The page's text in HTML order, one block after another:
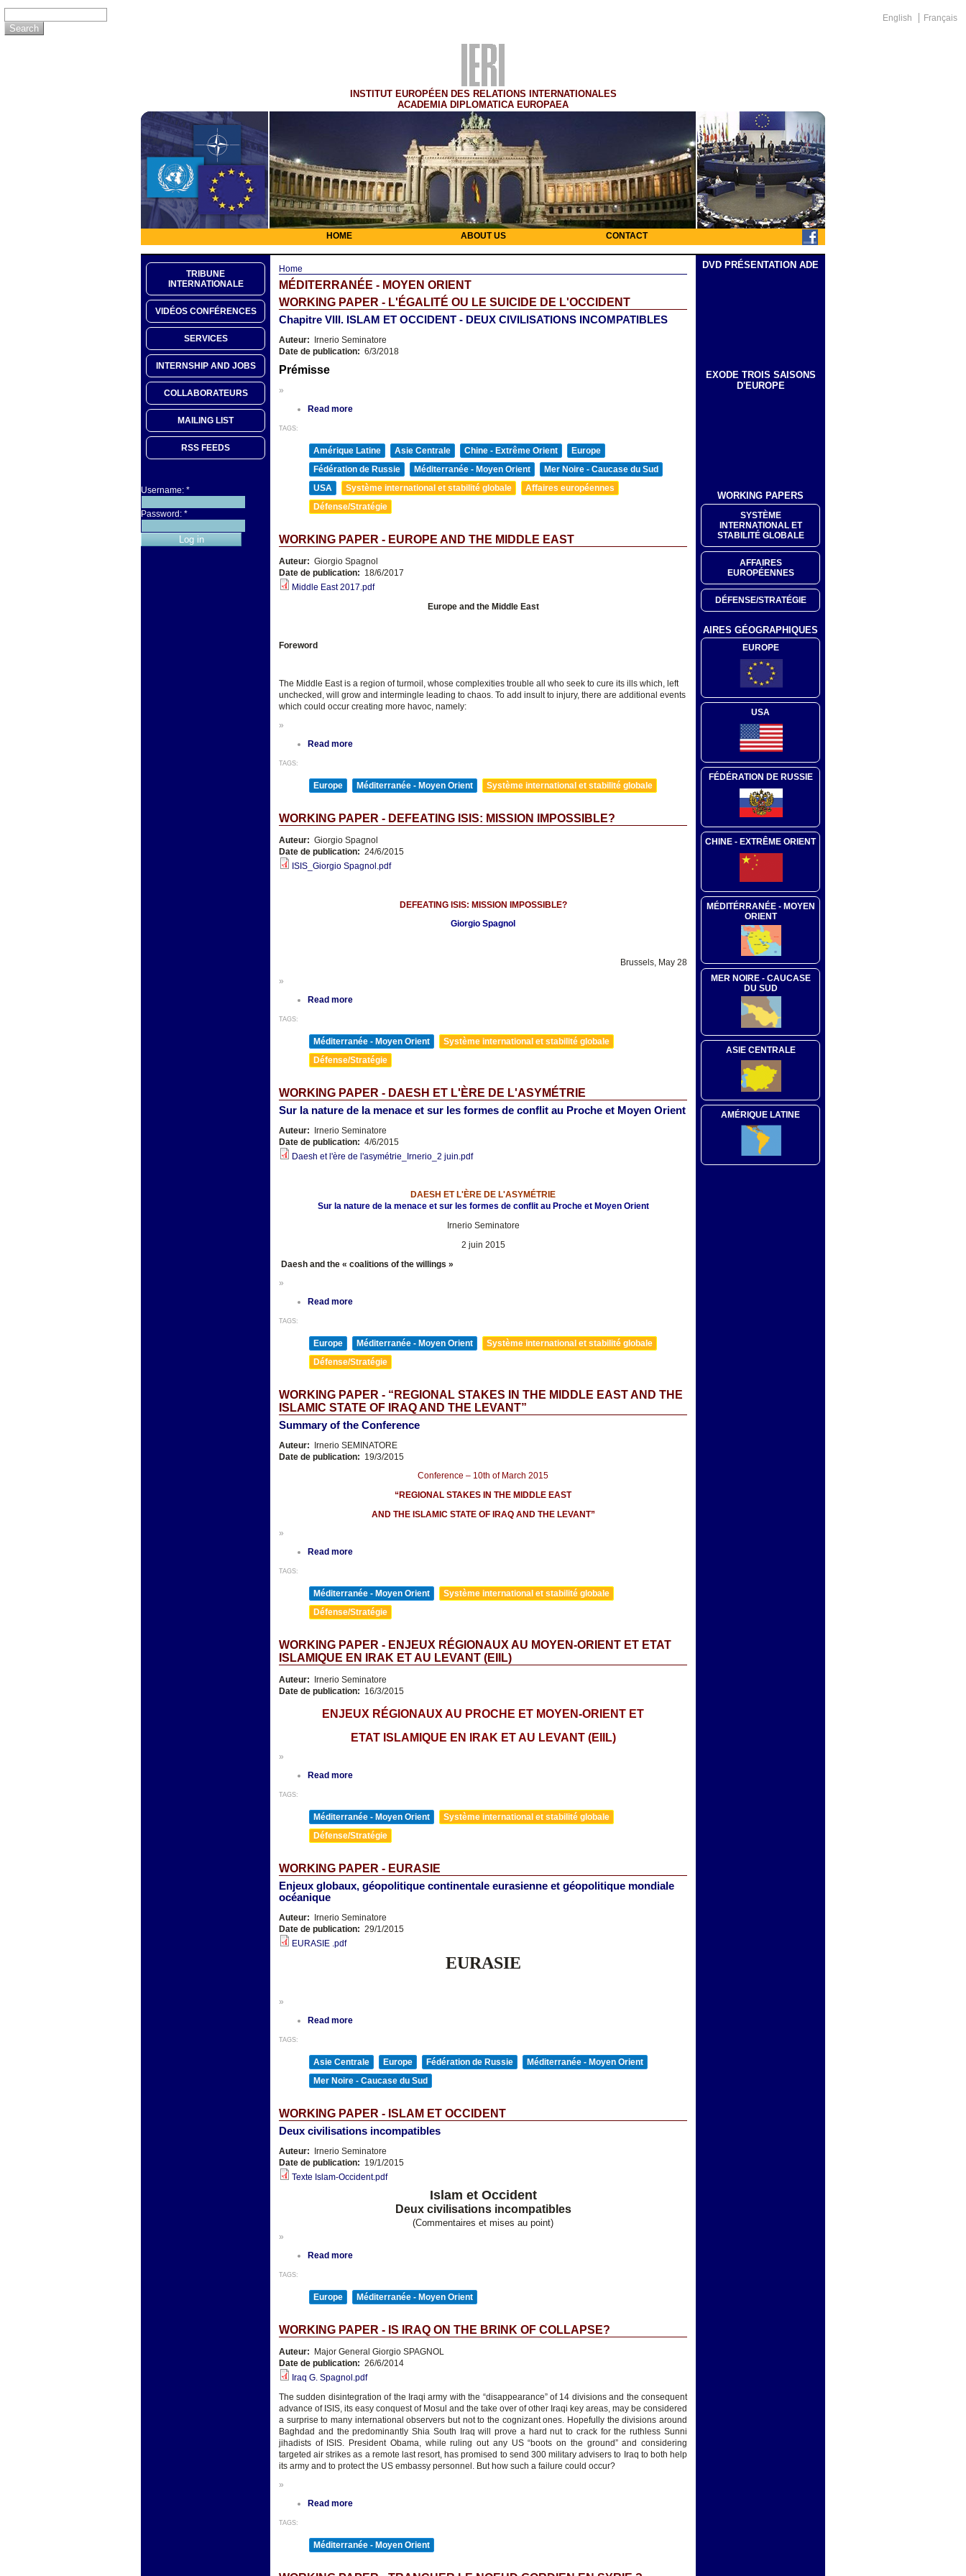
English Français
INSTITUT EUROPÉEN DES RELATIONS INTERNATIONALES
ACADEMIA DIPLOMATICA EUROPAEA
HOME ABOUT US CONTACT
TRIBUNE
INTERNATIONALE
VIDÉOS CONFÉRENCES
SERVICES
INTERNSHIP AND JOBS
COLLABORATEURS
MAILING LIST
RSS FEEDS
Username: *
Password: *
Home
MÉDITERRANÉE - MOYEN ORIENT
WORKING PAPER - L'ÉGALITÉ OU LE SUICIDE DE L'OCCIDENT
Chapitre VIII. ISLAM ET OCCIDENT - DEUX CIVILISATIONS INCOMPATIBLES
Auteur: Irnerio Seminatore
Date de publication: 6/3/2018
Prémisse
»
Read more
TAGS:
Amérique Latine Asie Centrale Chine - Extrême Orient
Europe
Fédération de Russie
Méditerranée - Moyen Orient
Mer Noire - Caucase du Sud
USA
Système international et stabilité globale
Affaires européennes
Défense/Stratégie
WORKING PAPER - EUROPE AND THE MIDDLE EAST
Auteur: Giorgio Spagnol
Date de publication: 18/6/2017
Middle East 2017.pdf
Europe and the Middle East
Foreword
The Middle East is a region of turmoil, whose complexities trouble all who seek to cure its ills which, left
unchecked, will grow and intermingle leading to chaos. To add insult to injury, there are additional events
which could occur creating more havoc, namely:
»
Read more
TAGS:
Europe Méditerranée - Moyen Orient Système international et stabilité globale
WORKING PAPER - DEFEATING ISIS: MISSION IMPOSSIBLE?
Auteur: Giorgio Spagnol
Date de publication: 24/6/2015
ISIS_Giorgio Spagnol.pdf
DEFEATING ISIS: MISSION IMPOSSIBLE?
Giorgio Spagnol
Brussels, May 28
»
Read more
TAGS:
Méditerranée - Moyen Orient
Système international et stabilité globale
Défense/Stratégie
WORKING PAPER - DAESH ET L'ÈRE DE L'ASYMÉTRIE
Sur la nature de la menace et sur les formes de conflit au Proche et Moyen Orient
Auteur: Irnerio Seminatore
Date de publication: 4/6/2015
Daesh et l'ère de l'asymétrie_Irnerio_2 juin.pdf
DAESH ET L'ÈRE DE L'ASYMÉTRIE
Sur la nature de la menace et sur les formes de conflit au Proche et Moyen Orient
Irnerio Seminatore
2 juin 2015
Daesh and the « coalitions of the willings »
»
Read more
TAGS:
Europe Méditerranée - Moyen Orient
Système international et stabilité globale
Défense/Stratégie
WORKING PAPER - “REGIONAL STAKES IN THE MIDDLE EAST AND THE
ISLAMIC STATE OF IRAQ AND THE LEVANT”
Summary of the Conference
Auteur: Irnerio SEMINATORE
Date de publication: 19/3/2015
Conference – 10th of March 2015
“REGIONAL STAKES IN THE MIDDLE EAST
AND THE ISLAMIC STATE OF IRAQ AND THE LEVANT”
»
Read more
TAGS:
Méditerranée - Moyen Orient
Système international et stabilité globale
Défense/Stratégie
WORKING PAPER - ENJEUX RÉGIONAUX AU MOYEN-ORIENT ET ETAT
ISLAMIQUE EN IRAK ET AU LEVANT (EIIL)
Auteur: Irnerio Seminatore
Date de publication: 16/3/2015
ENJEUX RÉGIONAUX AU PROCHE ET MOYEN-ORIENT ET
ETAT ISLAMIQUE EN IRAK ET AU LEVANT (EIIL)
»
Read more
TAGS:
Méditerranée - Moyen Orient
Système international et stabilité globale
Défense/Stratégie
WORKING PAPER - EURASIE
Enjeux globaux, géopolitique continentale eurasienne et géopolitique mondiale
océanique
Auteur: Irnerio Seminatore
Date de publication: 29/1/2015
EURASIE .pdf
EURASIE
»
Read more
TAGS:
Asie Centrale Europe Fédération de Russie
Méditerranée - Moyen Orient
Mer Noire - Caucase du Sud
WORKING PAPER - ISLAM ET OCCIDENT
Deux civilisations incompatibles
Auteur:
Irnerio Seminatore
Date de publication: 19/1/2015
Texte Islam-Occident.pdf
Islam et Occident
Deux civilisations incompatibles
(Commentaires et mises au point)
»
Read more
TAGS:
Europe Méditerranée - Moyen Orient
WORKING PAPER - IS IRAQ ON THE BRINK OF COLLAPSE?
Auteur:
Major General Giorgio SPAGNOL
Date de publication: 26/6/2014
Iraq G. Spagnol.pdf
The sudden disintegration of the Iraqi army with the “disappearance” of 14 divisions and the consequent
advance of ISIS, its easy conquest of Mosul and the take over of other Iraqi key areas, may be considered
a surprise to many international observers but not to the cognizant ones. Hopefully the divisions around
Baghdad and the predominantly Shia South Iraq will prove a hard nut to crack for the ruthless Sunni
jihadists of ISIS. President Obama, while ruling out any US “boots on the ground” and considering
targeted air strikes as a remote last resort, has promised to send 300 military advisers to Iraq to both help
its army and to protect the US embassy personnel. But how such a failure could occur?
»
Read more
TAGS:
Méditerranée - Moyen Orient
DVD PRÉSENTATION ADE
EXODE TROIS SAISONS
D'EUROPE
WORKING PAPERS
SYSTÈME
INTERNATIONAL ET
STABILITÉ GLOBALE
AFFAIRES
EUROPÉENNES
DÉFENSE/STRATÉGIE
AIRES GÉOGRAPHIQUES
EUROPE
USA
FÉDÉRATION DE RUSSIE
CHINE - EXTRÊME ORIENT
MÉDITÉRRANÉE - MOYEN
ORIENT
MER NOIRE - CAUCASE
DU SUD
ASIE CENTRALE
AMÉRIQUE LATINE